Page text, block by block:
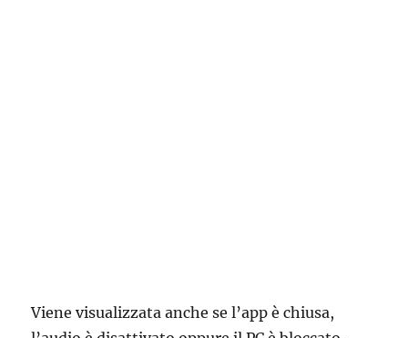
Viene visualizzata anche se l’app è chiusa,